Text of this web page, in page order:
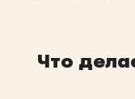
Что